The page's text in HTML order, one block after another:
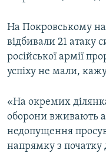
На Покровському
відбивали 21 атаку
російської армії
успіху не мали,
«На окремих
оборони вживають
недопущення
напрямку з початку